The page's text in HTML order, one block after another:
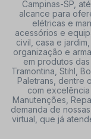
Campinas-SP,
alcance para
elétricas e
acessórios e
civil, casa e
organização e
em produtos
Tramontina, Stihl,
Paletrans, dentre
com
Manutenções,
demanda de
virtual, que já